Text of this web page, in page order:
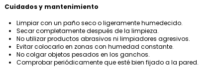
Cuidados y mantenimiento
Limpiar con un paño seco o ligeramente humedecido.
Secar completamente después de la limpieza.
No utilizar productos abrasivos ni limpiadores agresivos.
Evitar colocarlo en zonas con humedad constante.
No colgar objetos pesados en los ganchos.
Comprobar periódicamente que esté bien fijado a la pared.